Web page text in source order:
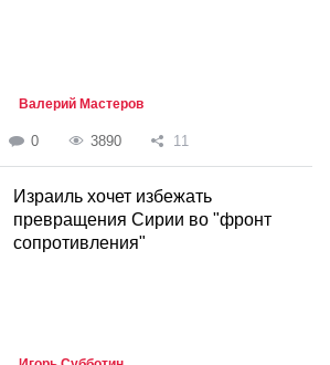
Валерий Мастеров
0 3890 11
Израиль хочет избежать
превращения Сирии во "фронт
сопротивления"